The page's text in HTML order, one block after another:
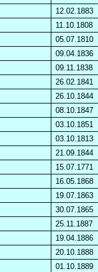
12.02.1883
11.10.1808
05.07.1810
09.04.1836
09.11.1838
26.02.1841
26.10.1844
08.10.1847
03.10.1851
03.10.1813
21.09.1844
15.07.1771
16.05.1868
19.07.1863
30.07.1865
25.11.1887
19.04.1886
20.10.1888
01.10.1889